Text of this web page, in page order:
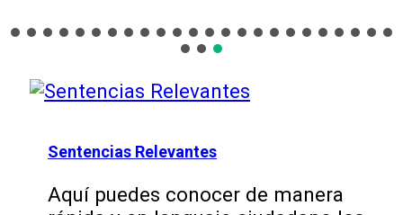
Sentencias Relevantes
Aquí puedes conocer de manera